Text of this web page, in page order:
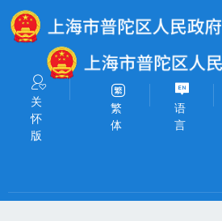
无障碍操作说明
关
怀
版
繁
体
语
言